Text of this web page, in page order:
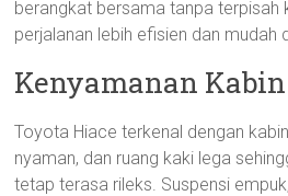
berangkat bersama tanpa terpisah
perjalanan lebih efisien dan mudah
Kenyamanan
Toyota Hiace terkenal dengan
nyaman, dan ruang kaki lega
tetap terasa rileks. Suspensi